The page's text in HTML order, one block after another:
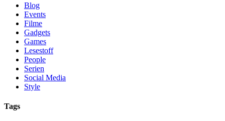
Blog
Events
Filme
Gadgets
Games
Lesestoff
People
Serien
Social Media
Style
Tags